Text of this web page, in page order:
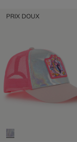
PRIX DOUX